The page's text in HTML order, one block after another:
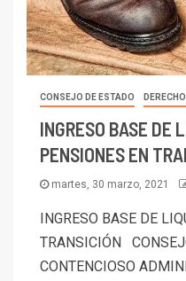
CONSEJO DE ESTADO
INGRESO BASE DE
PENSIONES EN
martes, 30 marzo, 2021
INGRESO BASE DE
TRANSICIÓN
CONTENCIOSO